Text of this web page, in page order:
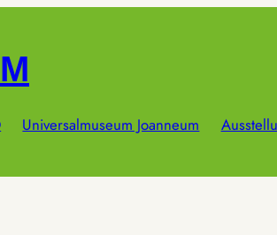
Universalmuseum Joanneum